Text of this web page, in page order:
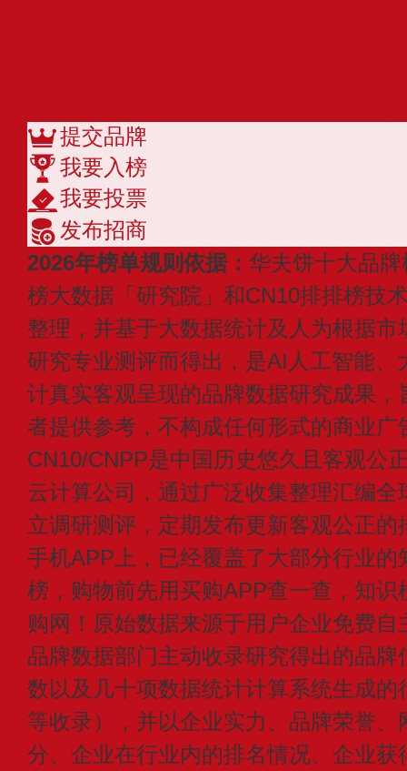
提交品牌
我要入榜
我要投票
发布招商
2026年榜单规则依据： 华夫饼十大品
榜大数据「研究院」和CN10排排榜技
整理，并基于大数据统计及人为根据
研究专业测评而得出，是AI人工智能、
计真实客观呈现的品牌数据研究成果
者提供参考，不构成任何形式的商业广
CN10/CNPP是中国历史悠久且客观公
云计算公司，通过广泛收集整理汇编
立调研测评，定期发布更新客观公正
手机APP上，已经覆盖了大部分行业
榜，购物前先用买购APP查一查，知
购网！原始数据来源于用户企业免费
品牌数据部门主动收录研究得出的品
数以及几十项数据统计计算系统生成
等收录），并以企业实力、品牌荣誉
分、企业在行业内的排名情况、企业